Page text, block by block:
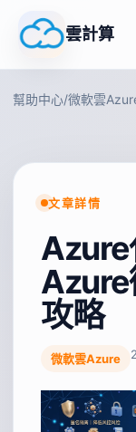
雲計算
幫助中心/微軟雲
文章詳情
Azure
Azure
攻略
微軟雲Azure